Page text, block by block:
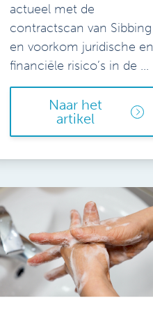
actueel met de
contractscan van Sibbing
en voorkom juridische en
financiële risico’s in de ...
Naar het
artikel